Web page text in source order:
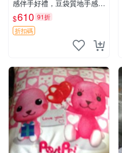
感伴手好禮，豆袋質地手感
佳，抱枕小熊 recom 推薦 白
色豆袋 玩具
$610 91折
折扣碼